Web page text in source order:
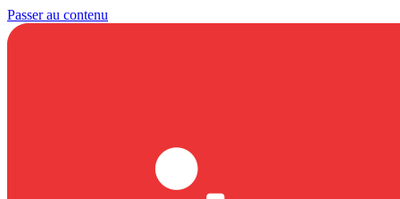
Passer au contenu